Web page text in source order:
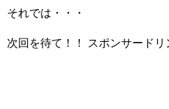
それでは・・・
次回を待て！！ スポンサードリ